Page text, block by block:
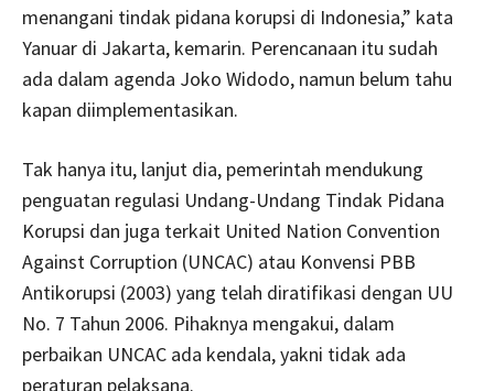
menangani tindak pidana korupsi di Indonesia,” kata
Yanuar di Jakarta, kemarin. Perencanaan itu sudah
ada dalam agenda Joko Widodo, namun belum tahu
kapan diimplementasikan.
Tak hanya itu, lanjut dia, pemerintah mendukung
penguatan regulasi Undang-Undang Tindak Pidana
Korupsi dan juga terkait United Nation Convention
Against Corruption (UNCAC) atau Konvensi PBB
Antikorupsi (2003) yang telah diratifikasi dengan UU
No. 7 Tahun 2006. Pihaknya mengakui, dalam
perbaikan UNCAC ada kendala, yakni tidak ada
peraturan pelaksana.